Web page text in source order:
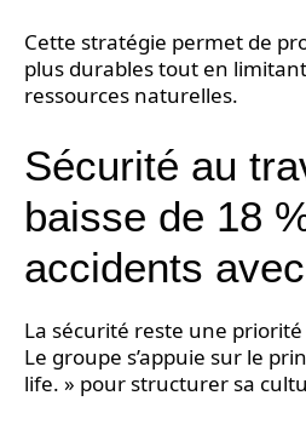
Cette stratégie permet de
plus durables tout en
ressources naturelles.
Sécurité au
baisse de 18
accidents
La sécurité reste une
Le groupe s’appuie sur le
life. » pour structurer sa